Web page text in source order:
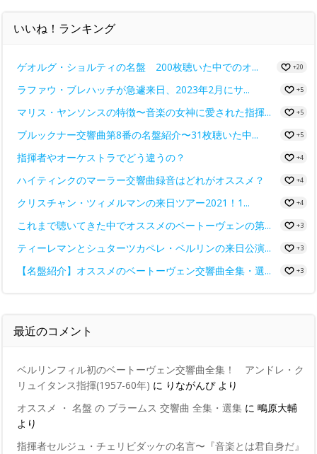
いいね！ランキング
ゲオルグ・ショルティの名盤 200枚聴いた中でのオ... +20
ラファウ・ブレハッチが急遽来日、2023年2月にサ... +5
マリス・ヤンソンスの特徴〜音楽の女神に愛された指揮... +5
ブルックナー交響曲第8番の名盤紹介〜31枚聴いた中... +5
指揮者やオーケストラでどう違うの？ +4
ハイティンクのマーラー交響曲録音はどれがオススメ？ +4
クリスチャン・ツィメルマンの来日ツアー2021！1... +4
これまで聴いてきた中でオススメのベートーヴェンの第... +3
ティーレマンとシュターツカペレ・ベルリンの来日公演... +3
【名盤紹介】オススメのベートーヴェン交響曲全集・選... +3
最近のコメント
ベルリンフィル初のベートーヴェン交響曲全集！ アンドレ・ク
リュイタンス指揮(1957-60年) に りながんぴより
オススメ ・ 名盤 の ブラームス 交響曲 全集・選集 に 鴫原大輔
より
指揮者セルジュ・チェリビダッケの名言〜『音楽とは君自身だ』